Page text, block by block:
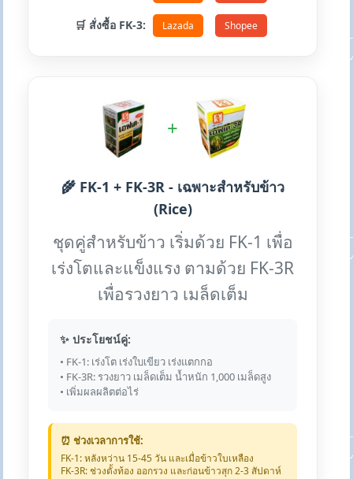
🛒 สั่งซื้อ FK-3: Lazada Shopee
+
🌾 FK-1 + FK-3R - เฉพาะสำหรับข้าว
(Rice)
ชุดคู่สำหรับข้าว เริ่มด้วย FK-1 เพื่อ
เร่งโตและแข็งแรง ตามด้วย FK-3R
เพื่อรวงยาว เมล็ดเต็ม
✨ ประโยชน์คู่:
• FK-1: เร่งโต เร่งใบเขียว เร่งแตกกอ
• FK-3R: รวงยาว เมล็ดเต็ม น้ำหนัก 1,000 เมล็ดสูง
• เพิ่มผลผลิตต่อไร่
⏰ ช่วงเวลาการใช้:
FK-1: หลังหว่าน 15-45 วัน และเมื่อข้าวใบเหลือง
FK-3R: ช่วงตั้งท้อง ออกรวง และก่อนข้าวสุก 2-3 สัปดาห์